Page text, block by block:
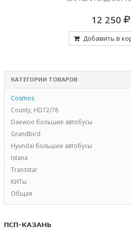
12 250
Добавить в
КАТЕГОРИИ ТОВАРОВ
Cosmos
County, HD72/78
Daewoo большие автобусы
Grandbird
Hyundai большие автобусы
Istana
Transstar
КИТы
Общая
ПСП-КАЗАНЬ